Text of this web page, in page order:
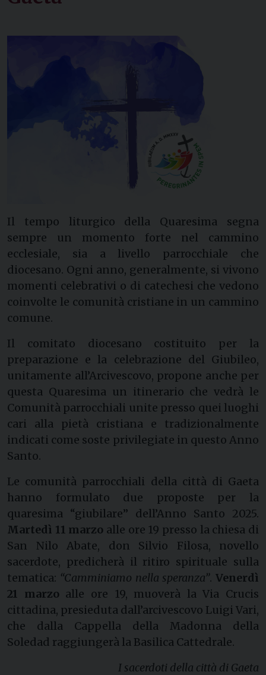
Il tempo liturgico della Quaresima segna
sempre un momento forte nel cammino
ecclesiale, sia a livello parrocchiale che
diocesano. Ogni anno, generalmente, si vivono
momenti celebrativi o di catechesi che vedono
coinvolte le comunità cristiane in un cammino
comune.
Il comitato diocesano costituito per la
preparazione e la celebrazione del Giubileo,
unitamente all’Arcivescovo, propone anche per
questa Quaresima un itinerario che vedrà le
Comunità parrocchiali unite presso quei luoghi
cari alla pietà cristiana e tradizionalmente
indicati come soste privilegiate in questo Anno
Santo.
Le comunità parrocchiali della città di Gaeta
hanno formulato due proposte per la
quaresima “giubilare” dell’Anno Santo 2025.
Martedì 11 marzo alle ore 19 presso la chiesa di
San Nilo Abate, don Silvio Filosa, novello
sacerdote, predicherà il ritiro spirituale sulla
tematica: “Camminiamo nella speranza”. Venerdì
21 marzoalle ore 19, muoverà la Via Crucis
cittadina, presieduta dall’arcivescovo Luigi Vari,
che dalla Cappella della Madonna della
Soledad raggiungerà la Basilica Cattedrale.
I sacerdoti della città di Gaeta